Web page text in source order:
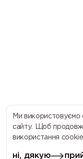
Ми
сайту. Щоб
використання
ні, дякую